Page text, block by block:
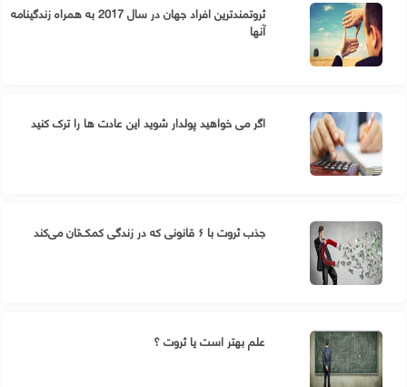
ثروتمندترین افراد جهان در سال 2017 به همراه زندگینامه
آنها
اگر می خواهید پولدار شوید این عادت ها را ترک کنید
جذب ثروت با ۶ قانونی که در زندگی کمک‌تان می‌کند
علم بهتر است یا ثروت ؟